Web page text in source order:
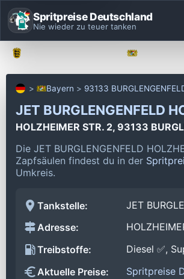
Spritpreise Deutschland
Nie wieder zu teuer tanken
Bayern 93133
JET BURGLENGENFELD
HOLZHEIMER STR. 2, 93133
Die JET BURGLENGENFELD
Zapfsäulen findest du in der
Umkreis.
Tankstelle:
JET
Adresse:
Treibstoffe:
Diesel ✅,
Aktuelle Preise:
Spritpreise